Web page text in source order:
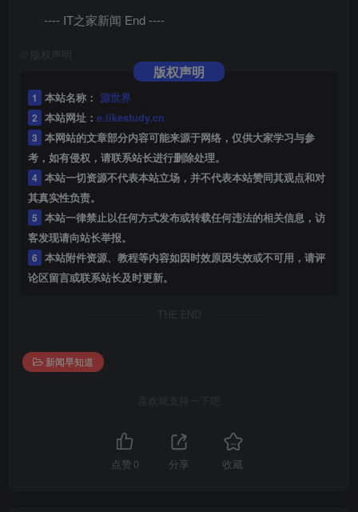
---- IT之家新闻 End ----
版权声明
版权声明
1 本站名称： 源世界
2 本站网址： e.likestudy.cn
3 本网站的文章部分内容可能来源于网络，仅供大家学习与参
考，如有侵权，请联系站长进行删除处理。
4 本站一切资源不代表本站立场，并不代表本站赞同其观点和对
其真实性负责。
5 本站一律禁止以任何方式发布或转载任何违法的相关信息，访
客发现请向站长举报。
6 本站附件资源、教程等内容如因时效原因失效或不可用，请评
论区留言或联系站长及时更新。
THE END
新闻早知道
喜欢就支持一下吧
点赞 0 分享 收藏